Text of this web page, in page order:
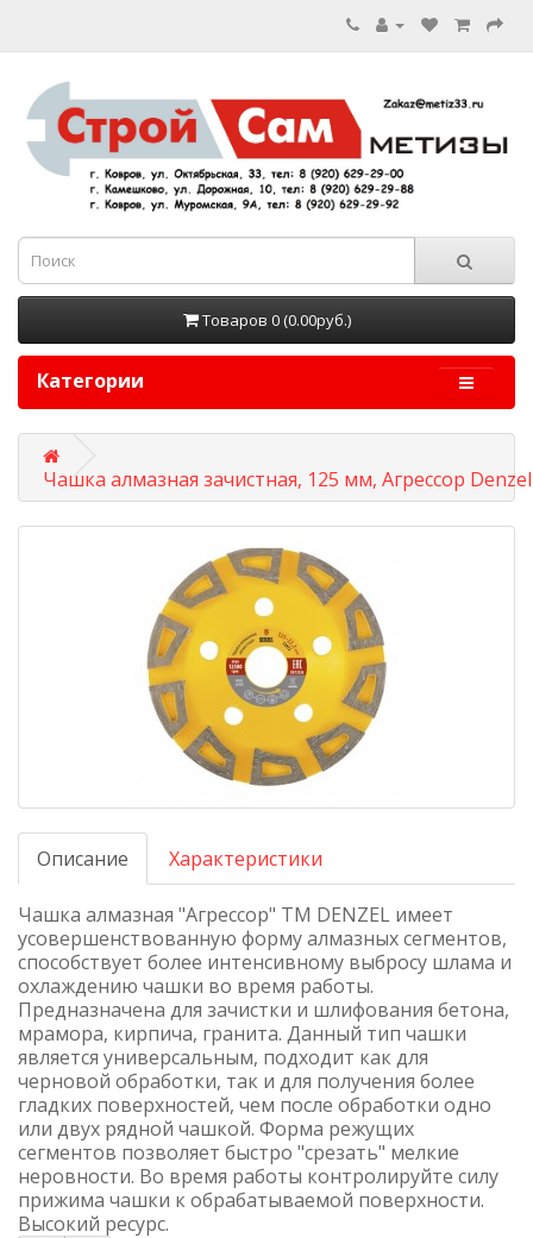
Товаров 0 (0.00руб.)
Категории
Чашка алмазная зачистная, 125 мм, Агрессор Denzel
Описание Характеристики
Чашка алмазная "Агрессор" ТМ DENZEL имеет
усовершенствованную форму алмазных сегментов,
способствует более интенсивному выбросу шлама и
охлаждению чашки во время работы.
Предназначена для зачистки и шлифования бетона,
мрамора, кирпича, гранита. Данный тип чашки
является универсальным, подходит как для
черновой обработки, так и для получения более
гладких поверхностей, чем после обработки одно
или двух рядной чашкой. Форма режущих
сегментов позволяет быстро "срезать" мелкие
неровности. Во время работы контролируйте силу
прижима чашки к обрабатываемой поверхности.
Высокий ресурс.